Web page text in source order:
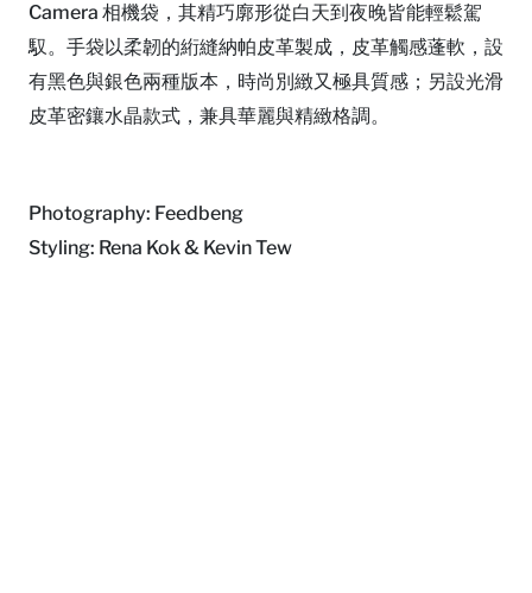
Camera 相機袋，其精巧廓形從白天到夜晚皆能輕鬆駕
馭。手袋以柔韌的絎縫納帕皮革製成，皮革觸感蓬軟，設
有黑色與銀色兩種版本，時尚別緻又極具質感；另設光滑
皮革密鑲水晶款式，兼具華麗與精緻格調。
Photography: Feedbeng
Styling: Rena Kok & Kevin Tew